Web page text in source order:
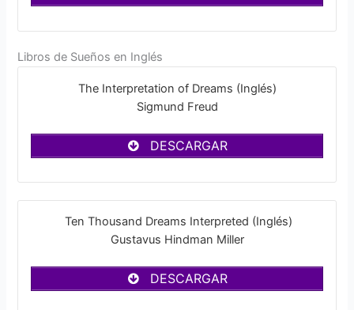
Libros de Sueños en Inglés
The Interpretation of Dreams (Inglés)
Sigmund Freud
DESCARGAR
Ten Thousand Dreams Interpreted (Inglés)
Gustavus Hindman Miller
DESCARGAR